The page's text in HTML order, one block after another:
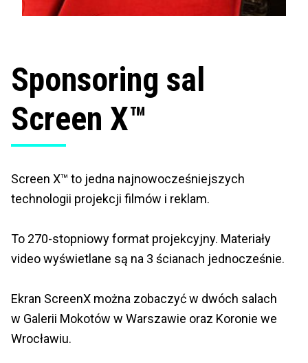
Sponsoring sal
Screen X™
Screen X™ to jedna najnowocześniejszych
technologii projekcji filmów i reklam.
To 270-stopniowy format projekcyjny. Materiały
video wyświetlane są na 3 ścianach jednocześnie.
Ekran ScreenX można zobaczyć w dwóch salach
w Galerii Mokotów w Warszawie oraz Koronie we
Wrocławiu.